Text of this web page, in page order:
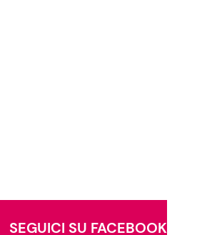
SEGUICI SU FACEBOOK